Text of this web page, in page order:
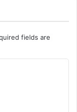
fields are